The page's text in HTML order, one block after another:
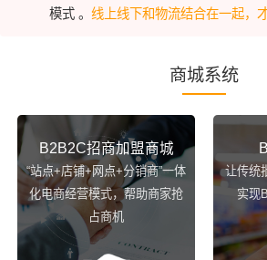
模式 。 线上线下和物流结合在一起，
商城系统
B2B2C招商加盟商城
“站点+店铺+网点+分销商”一体
化电商经营模式，帮助商家抢
占商机
让传统
实现